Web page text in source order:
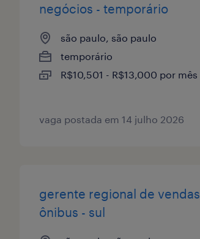
negócios - temporário
são paulo, são paulo
temporário
R$10,501 - R$13,000 por mês
vaga postada em 14 julho 2026
gerente regional de vendas
ônibus - sul